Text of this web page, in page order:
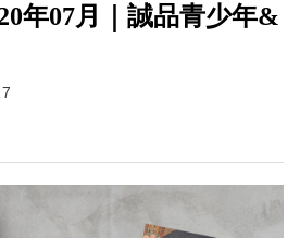
年07月｜誠品青少年&